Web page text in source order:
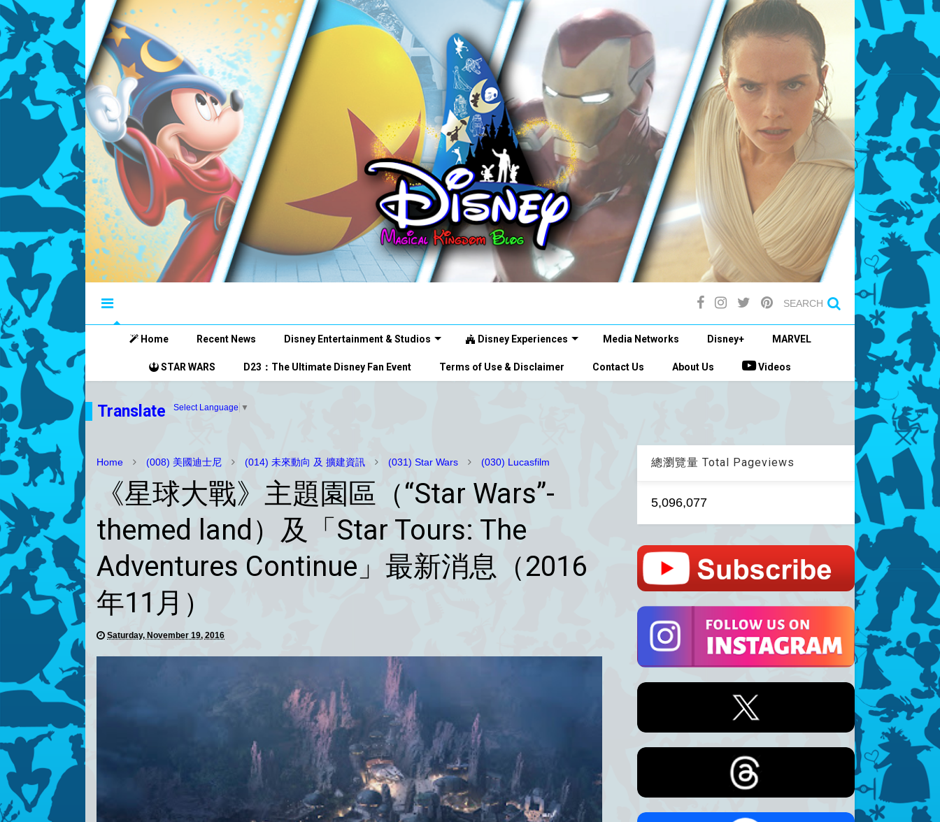
SEARCH
Home Recent News Disney Entertainment & Studios Disney Experiences Media Networks Disney+ MARVEL
STAR WARS D23：The Ultimate Disney Fan Event Terms of Use & Disclaimer Contact Us About Us Videos
Translate Select Language ▼
Home (008) 美國迪士尼 (014) 未來動向 及 擴建資訊 (031) Star Wars (030) Lucasfilm
《星球大戰》主題園區（“Star Wars”-
themed land）及「Star Tours: The
Adventures Continue」最新消息（2016
年11月）
Saturday, November 19, 2016
總瀏覽量 Total Pageviews
5,096,077